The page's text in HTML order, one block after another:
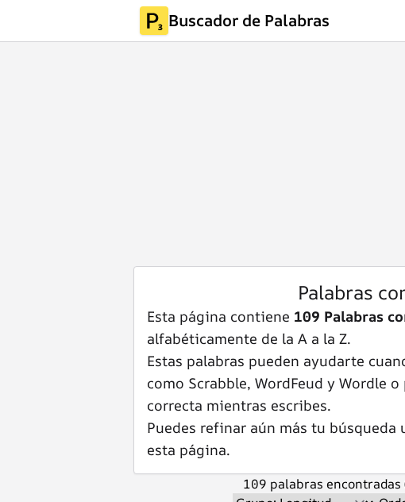
Buscador de Palabras
Palabras
Esta página contiene 109 Palabras
alfabéticamente de la A a la Z.
Estas palabras pueden ayudarte
como Scrabble, WordFeud y Wordle
correcta mientras escribes.
Puedes refinar aún más tu
esta página.
109 palabras encontradas